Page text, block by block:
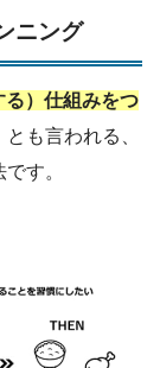
ニング
る）仕組みをつ
とも言われる、
す。